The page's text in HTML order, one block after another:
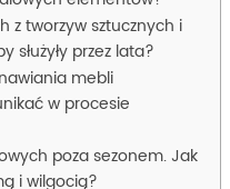
z tworzyw sztucznych i
przez lata?
mebli
w procesie
poza sezonem. Jak
i wilgocią?